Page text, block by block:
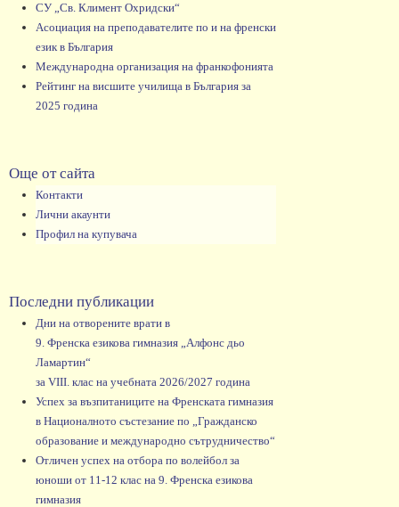
СУ „Св. Климент Охридски“
Асоциация на преподавателите по и на френски
език в България
Международна организация на франкофонията
Рейтинг на висшите училища в България за
2025 година
Още от сайта
Контакти
Лични акаунти
Профил на купувача
Последни публикации
Дни на отворените врати в
9. Френска езикова гимназия „Алфонс дьо
Ламартин“
за VIII. клас на учебната 2026/2027 година
Успех за възпитаниците на Френската гимназия
в Националното състезание по „Гражданско
образование и международно сътрудничество“
Отличен успех на отбора по волейбол за
юноши от 11-12 клас на 9. Френска езикова
гимназия